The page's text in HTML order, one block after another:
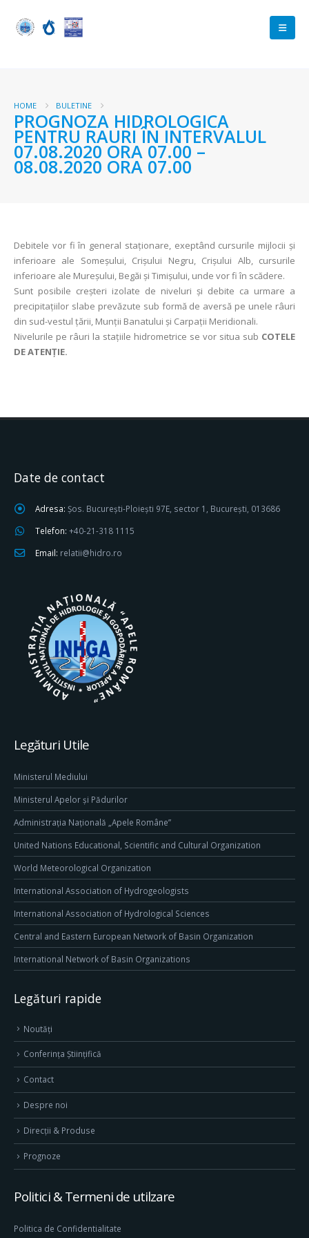
HOME BULETINE
PROGNOZA HIDROLOGICA
PENTRU RAURI ÎN INTERVALUL
07.08.2020 ORA 07.00 –
08.08.2020 ORA 07.00
Debitele vor fi în general staţionare, exeptând cursurile mijlocii și
inferioare ale Someșului, Crișului Negru, Crișului Alb, cursurile
inferioare ale Mureșului, Begăi și Timișului, unde vor fi în scădere.
Sunt posibile creșteri izolate de niveluri și debite ca urmare a
precipitațiilor slabe prevăzute sub formă de aversă pe unele râuri
din sud-vestul țării, Munții Banatului și Carpații Meridionali.
Nivelurile pe râuri la stațiile hidrometrice se vor situa sub COTELE
DE ATENȚIE.
Date de contact
Adresa: Șos. București-Ploiești 97E, sector 1, București, 013686
Telefon: +40-21-318 1115
Email: relatii@hidro.ro
Legături Utile
Ministerul Mediului
Ministerul Apelor și Pădurilor
Administrația Națională „Apele Române”
United Nations Educational, Scientific and Cultural Organization
World Meteorological Organization
International Association of Hydrogeologists
International Association of Hydrological Sciences
Central and Eastern European Network of Basin Organization
International Network of Basin Organizations
Legături rapide
Noutăți
Conferința Științifică
Contact
Despre noi
Direcţii & Produse
Prognoze
Politici & Termeni de utilzare
Politica de Confidentialitate